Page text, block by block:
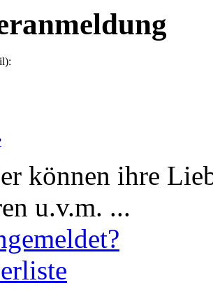
können ihre
u.v.m. ...